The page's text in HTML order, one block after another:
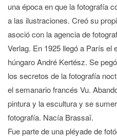
una época en que la fotografía
a las ilustraciones. Creó su
asoció con la agencia de
Verlag. En 1925 llegó a París el
húngaro André Kertész. Se
los secretos de la fotografía
el semanario francés Vu.
pintura y la escultura y se
fotografía. Nacía Brassaï.
Fue parte de una pléyade de